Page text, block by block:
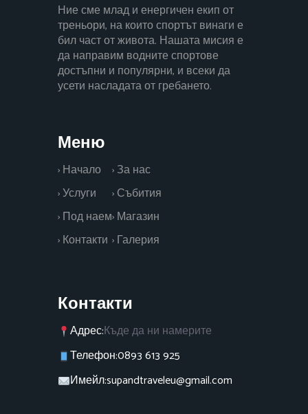
Ние сме млад и енергичен екип от
треньори, на които спортът винаги е
бил част от живота. Нашата мисия е
да направим водните спортове
достъпни и популярни, и всеки да
усети насладата от гребането.
Меню
› Начало
› Услуги
› Под наем
› Контакти
› За нас
› Събития
› Магазин
› Галерия
Контакти
Адрес:Къде да ни намерите
Телефон:0893 613 925
Имейл:supandtraveleu@gmail.com